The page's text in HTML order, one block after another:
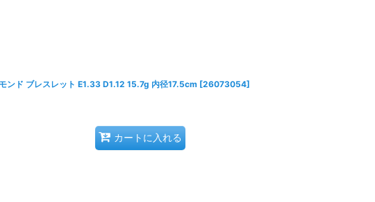
ンド ブレスレット E1.33 D1.12 15.7g 内径17.5cm [26073054]
カートに入れる